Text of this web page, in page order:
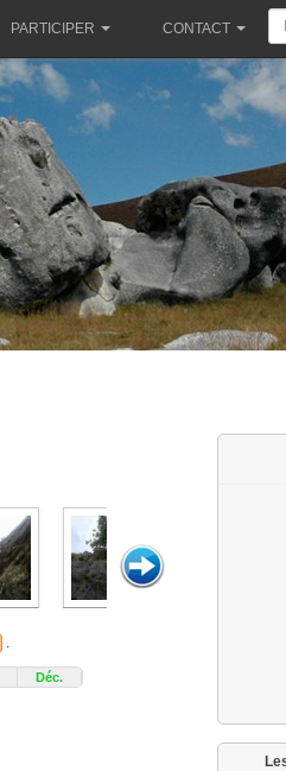
PARTICIPER CONTACT
.
Déc.